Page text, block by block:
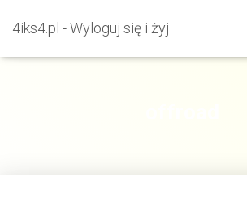
4iks4.pl - Wyloguj się i żyj